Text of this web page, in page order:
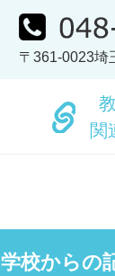
〒361-0023埼
関
学校からの